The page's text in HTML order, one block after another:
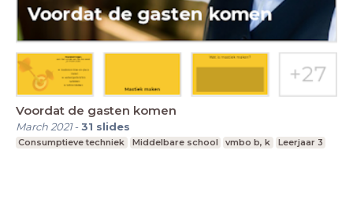
Voordat de gasten komen
March 2021-31 slides
Consumptieve techniek Middelbare school vmbo b, k Leerjaar 3